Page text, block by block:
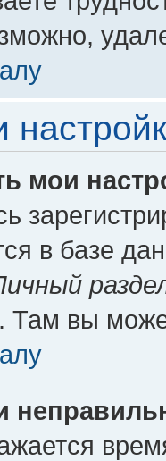
мои
в базе
Там вы